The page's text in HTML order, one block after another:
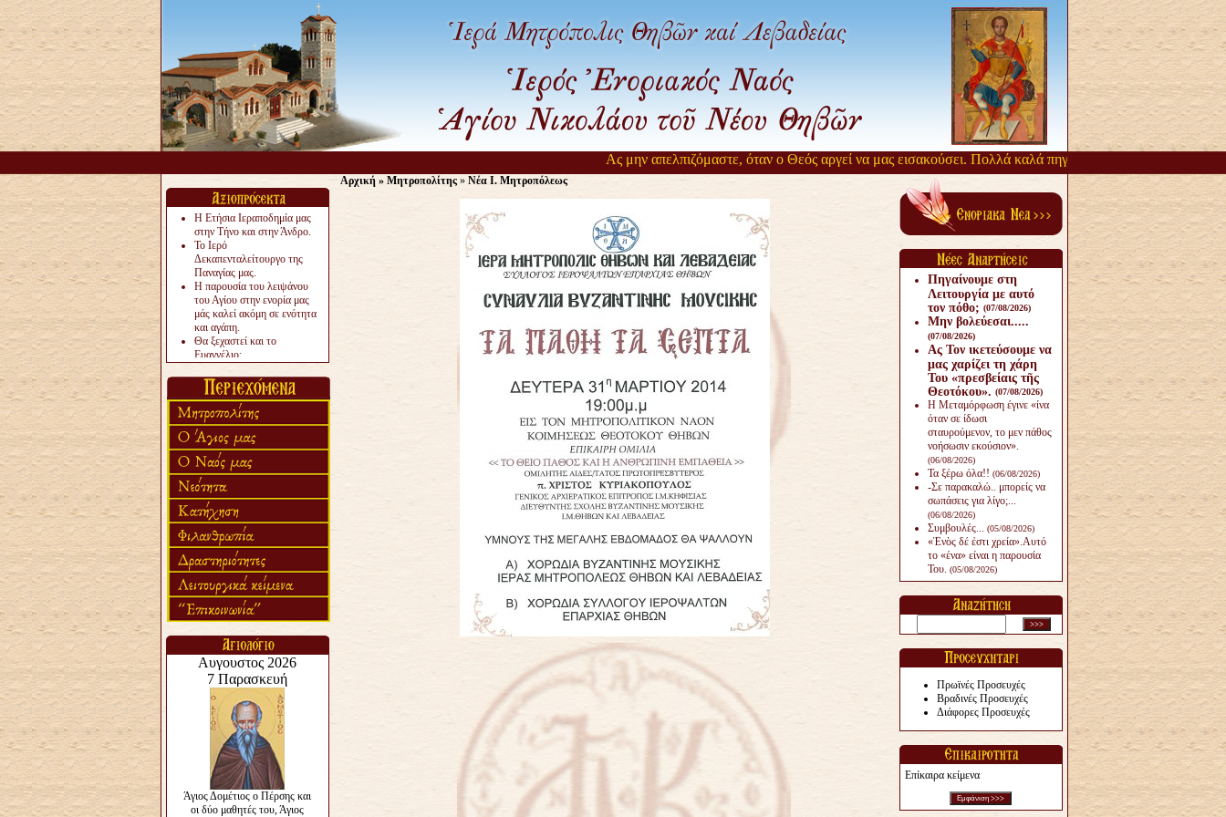
Ας μην απελπιζόμαστε, όταν ο Θεός αργεί να μας εισακούσει. Πολλά καλά πηγάζουν, από την αργοπορία
Η Ετήσια Ιεραποδημία μας
στην Τήνο και στην Άνδρο.
Το Ιερό
Δεκαπενταλείτουργο της
Παναγίας μας.
Η παρουσία του λειψάνου
του Αγίου στην ενορία μας
μάς καλεί ακόμη σε ενότητα
και αγάπη.
Θα ξεχαστεί και το
Ευαγγέλιο;
«πολύ αργά».
Ζητείται....
Αρχική» Μητροπολίτης» Νέα Ι. Μητροπόλεως
Πηγαίνουμε στη
Λειτουργία με αυτό
τον πόθο; (07/08/2026)
Μην βολεύεσαι.....
(07/08/2026)
Ας Τον ικετεύσουμε να
μας χαρίζει τη χάρη
Του «πρεσβείαις τῆς
Θεοτόκου». (07/08/2026)
Η Μεταμόρφωση έγινε «ίνα
όταν σε ίδωσι
σταυρούμενον, το μεν πάθος
νοήσωσιν εκούσιον».
(06/08/2026)
Τα ξέρω όλα!! (06/08/2026)
-Σε παρακαλώ.. μπορείς να
σωπάσεις για λίγο;...
(06/08/2026)
Συμβουλές... (05/08/2026)
«Ἑνὸς δέ ἐστι χρεία».Αυτό
το «ένα» είναι η παρουσία
Του. (05/08/2026)
Πρωϊνές Προσευχές
Βραδινές Προσευχές
Διάφορες Προσευχές
Επίκαιρα κείμενα